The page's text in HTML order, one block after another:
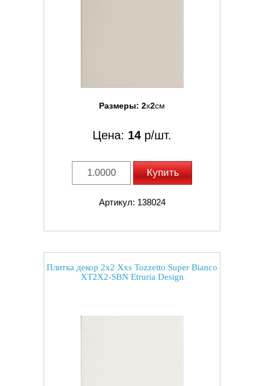
Размеры: 2x2см
Цена: 14 р/шт.
Купить
Артикул: 138024
Плитка декор 2x2 Xxs Tozzetto Super Bianco
XT2X2-SBN Etruria Design